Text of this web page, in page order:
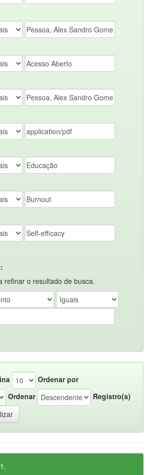
refinar o resultado de busca.
Ordenar por
Ordenar
Registro(s)